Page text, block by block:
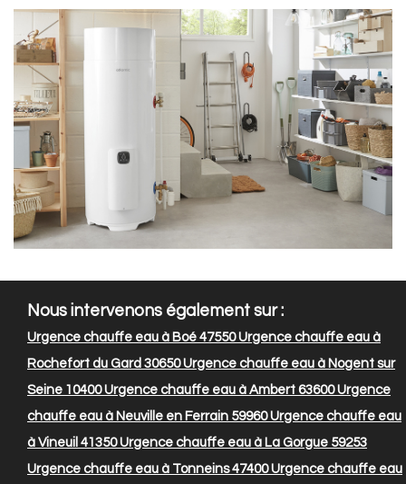
Nous intervenons également sur :
Urgence chauffe eau à Boé 47550Urgence chauffe eau à
Rochefort du Gard 30650Urgence chauffe eau à Nogent sur
Seine 10400Urgence chauffe eau à Ambert 63600Urgence
chauffe eau à Neuville en Ferrain 59960Urgence chauffe eau
à Vineuil 41350Urgence chauffe eau à La Gorgue 59253
Urgence chauffe eau à Tonneins 47400Urgence chauffe eau